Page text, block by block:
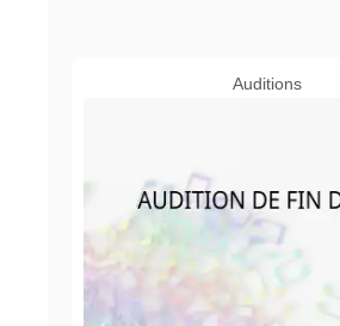
Auditions